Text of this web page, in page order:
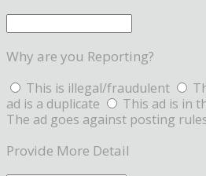
Why are you Reporting?
This is illegal/fraudulent
ad is a duplicate
This ad is in
The ad goes against posting
Provide More Detail